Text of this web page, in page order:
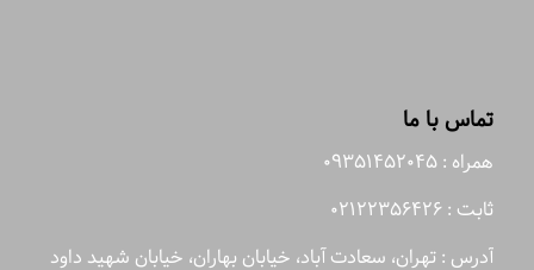
تماس با ما
همراه : 09351452045
ثابت : 02122356426
آدرس : تهران، سعادت آباد، خیابان بهاران، خیابان شهید داود